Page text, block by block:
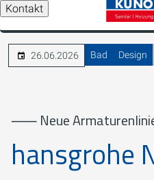
Kontakt
26.06.2026 Bad Design
⸺ Neue
hansgrohe